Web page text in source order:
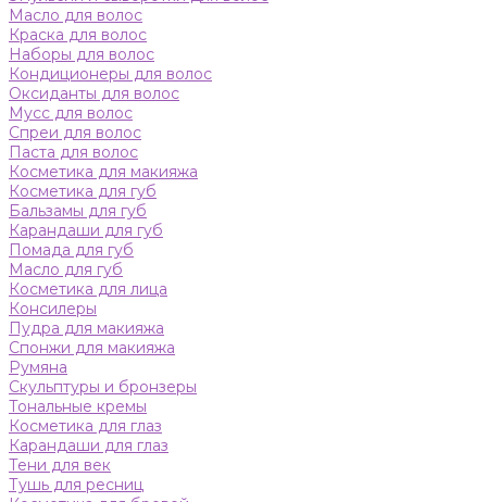
Масло для волос
Краска для волос
Наборы для волос
Кондиционеры для волос
Оксиданты для волос
Мусс для волос
Спреи для волос
Паста для волос
Косметика для макияжа
Косметика для губ
Бальзамы для губ
Карандаши для губ
Помада для губ
Масло для губ
Косметика для лица
Консилеры
Пудра для макияжа
Спонжи для макияжа
Румяна
Скульптуры и бронзеры
Тональные кремы
Косметика для глаз
Карандаши для глаз
Тени для век
Тушь для ресниц